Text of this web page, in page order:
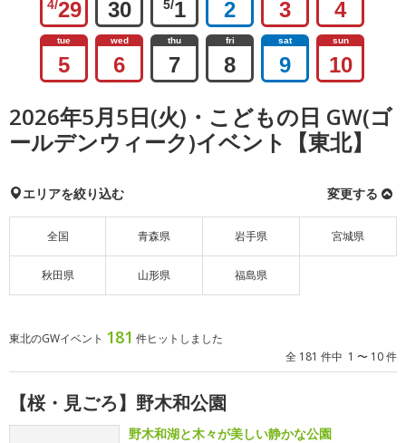
4/29 30 5/1 2 3 4
tue
5
wed
6
thu
7
fri
8
sat
9
sun
10
2026年5月5日(火)・こどもの日 GW(ゴ
ールデンウィーク)イベント【東北】
エリアを絞り込む 変更する
全国 青森県 岩手県 宮城県
秋田県 山形県 福島県
東北のGWイベント 181 件ヒットしました
全 181 件中 1 〜 10 件
【桜・見ごろ】野木和公園
野木和湖と木々が美しい静かな公園